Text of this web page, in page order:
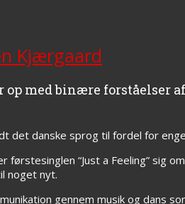
Kjærgaard
op med binære forståelser
det danske sprog til fordel for
førstesinglen “Just a Feeling” sig
noget nyt.
gennem musik og dans